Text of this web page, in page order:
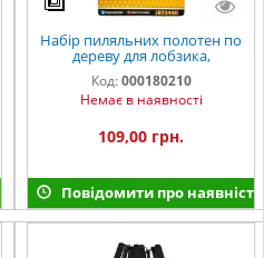
Набір пиляльних полотен по
дереву для лобзика,
фігурний різ, 5 шт. INGCO
Код: 000180210
Немає в наявності
109,00 грн.
Повідомити про наявність